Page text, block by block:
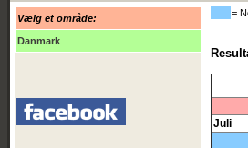
Vælg et område:
Danmark
=
Juli